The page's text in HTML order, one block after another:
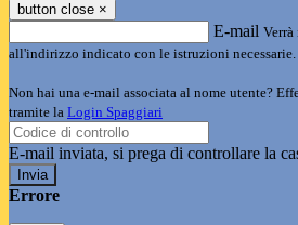
button close ×
E-mail
all'indirizzo indicato con le istruzioni necessarie.
Non hai una e-mail associata al nome utente?
tramite la Login Spaggiari
E-mail inviata, si prega di controllare la
Errore